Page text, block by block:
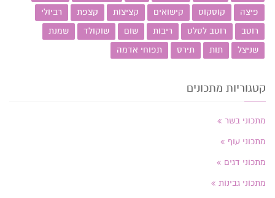
פיצה
קוסקוס קישואים קציצות קצפת
רביולי
רוטב
רוטב לסלט ריבות שום שוקולד
שמנת
שניצל
תות תירס תפוחי אדמה
קטגוריות מתכונים
מתכוני בשר
מתכוני עוף
מתכוני דגים
מתכוני גבינות